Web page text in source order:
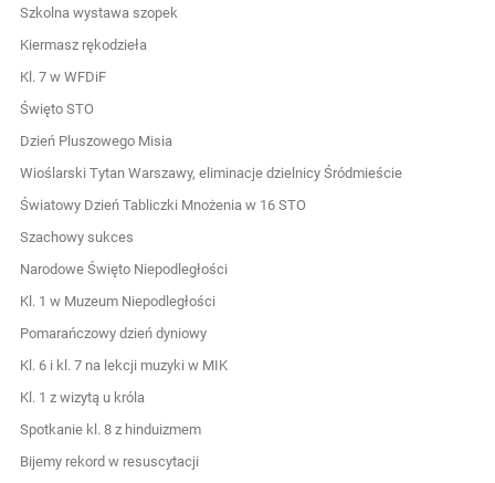
Szkolna wystawa szopek
Kiermasz rękodzieła
Kl. 7 w WFDiF
Święto STO
Dzień Pluszowego Misia
Wioślarski Tytan Warszawy, eliminacje dzielnicy Śródmieście
Światowy Dzień Tabliczki Mnożenia w 16 STO
Szachowy sukces
Narodowe Święto Niepodległości
Kl. 1 w Muzeum Niepodległości
Pomarańczowy dzień dyniowy
Kl. 6 i kl. 7 na lekcji muzyki w MIK
Kl. 1 z wizytą u króla
Spotkanie kl. 8 z hinduizmem
Bijemy rekord w resuscytacji